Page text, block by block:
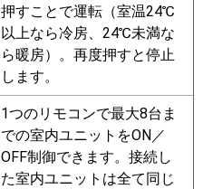
押すことで運転（室温24℃
以上なら冷房、24℃未満な
ら暖房）。再度押すと停止
します。
1つのリモコンで最大8台ま
での室内ユニットをON／
OFF制御できます。接続し
た室内ユニットは全て同じ